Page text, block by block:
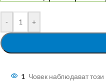
- +
1 Човек наблюдават този